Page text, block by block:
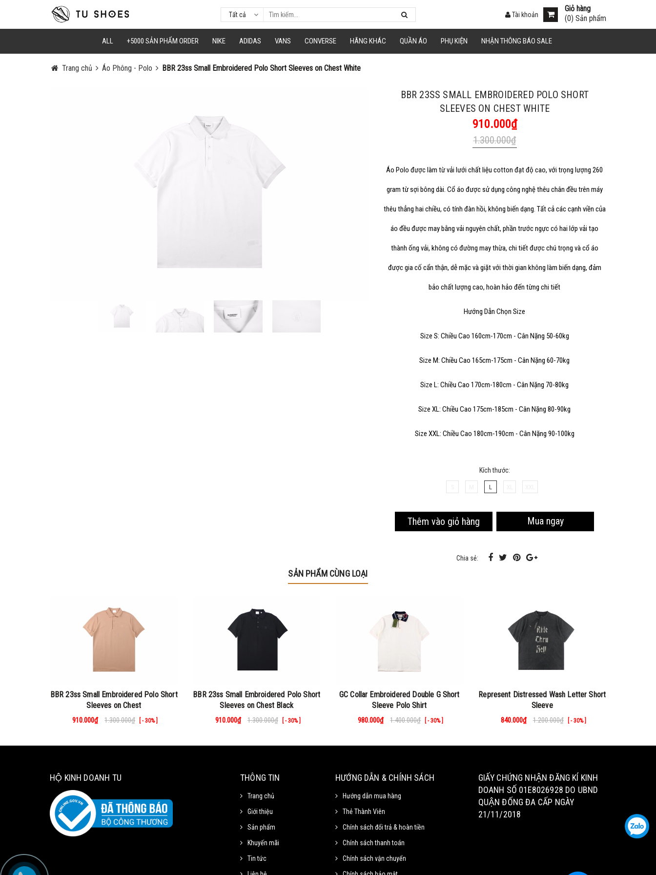
Tất cả
Giỏ hàng
(0) Sản phẩm
Tài khoản
ALL +5000 SẢN PHẨM ORDER NIKE ADIDAS VANS CONVERSE HÃNG KHÁC QUẦN ÁO PHỤ KIỆN NHẬN THÔNG BÁO SALE
Trang chủ Áo Phông - Polo BBR 23ss Small Embroidered Polo Short Sleeves on Chest White
BBR 23SS SMALL EMBROIDERED POLO SHORT
SLEEVES ON CHEST WHITE
910.000₫
1.300.000₫
Áo Polo được làm từ vải lưới chất liệu cotton đạt độ cao, với trọng lượng 260
gram từ sợi bông dài. Cổ áo được sử dụng công nghệ thêu chân đều trên máy
thêu thẳng hai chiều, có tính đàn hồi, không biến dạng. Tất cả các cạnh viền của
áo đều được may bằng vải nguyên chất, phần trước ngực có hai lớp vải tạo
thành ống vải, không có đường may thừa, chi tiết được chú trọng và cổ áo
được gia cố cẩn thận, dễ mặc và giặt với thời gian không làm biến dạng, đảm
bảo chất lượng cao, hoàn hảo đến từng chi tiết
Hướng Dẫn Chọn Size
Size S: Chiều Cao 160cm-170cm - Cân Nặng 50-60kg
Size M: Chiều Cao 165cm-175cm - Cân Nặng 60-70kg
Size L: Chiều Cao 170cm-180cm - Cân Nặng 70-80kg
Size XL: Chiều Cao 175cm-185cm - Cân Nặng 80-90kg
Size XXL: Chiều Cao 180cm-190cm - Cân Nặng 90-100kg
Kích thước:
L
Thêm vào giỏ hàng Mua ngay
Chia sẻ:
SẢN PHẨM CÙNG LOẠI
BBR 23ss Small Embroidered Polo Short
Sleeves on Chest
910.000₫ 1.300.000₫ [ - 30% ]
BBR 23ss Small Embroidered Polo Short
Sleeves on Chest Black
910.000₫ 1.300.000₫ [ - 30% ]
GC Collar Embroidered Double G Short
Sleeve Polo Shirt
980.000₫ 1.400.000₫ [ - 30% ]
Represent Distressed Wash Letter Short
Sleeve
840.000₫ 1.200.000₫ [ - 30% ]
HỘ KINH DOANH TU THÔNG TIN
Trang chủ
Giới thiệu
Sản phẩm
Khuyến mãi
Tin tức
HƯỚNG DẪN & CHÍNH SÁCH
Hướng dẫn mua hàng
Thẻ Thành Viên
Chính sách đổi trả & hoàn tiền
Chính sách thanh toán
Chính sách vận chuyển
GIẤY CHỨNG NHẬN ĐĂNG KÍ KINH
DOANH SỐ 01E8026928 DO UBND
QUẬN ĐỐNG ĐA CẤP NGÀY
21/11/2018
Mã Giảm Giá
Chọn Sao Chép mã giảm giá tương ứng và dán vào phần Mã khuyến mãi ở trang thanh toán.
Mã giảm 15% cho đơn tối thiểu 250k.
Mã giảm 40% cho các sản phẩm thuộc mặt hàng tiêu
Sao chép